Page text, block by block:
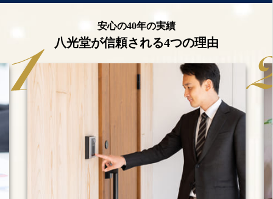
安心の40年の実績
八光堂が信頼される4つの理由